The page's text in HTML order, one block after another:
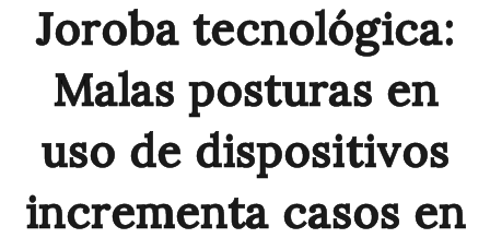
Joroba tecnológica:
Malas posturas en
uso de dispositivos
incrementa casos en